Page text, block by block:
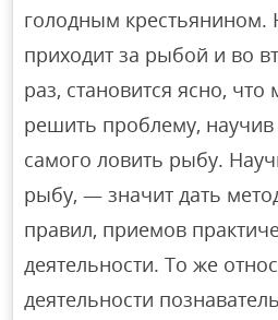
голодным крестьянином.
приходит за рыбой и во
раз, становится ясно,
решить проблему, научив
самого ловить рыбу.
рыбу, — значит дать
правил, приемов
деятельности. То же
деятельности